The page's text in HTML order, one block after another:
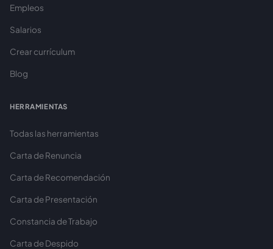
Empleos
Salarios
Crear currículum
Blog
HERRAMIENTAS
Todas las herramientas
Carta de Renuncia
Carta de Recomendación
Carta de Presentación
Constancia de Trabajo
Carta de Despido